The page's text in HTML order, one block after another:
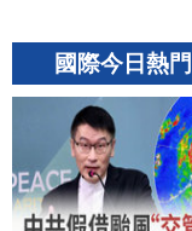
國際今日熱門